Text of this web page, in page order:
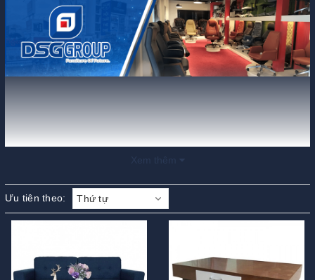
Xem thêm
Ưu tiên theo: Thứ tự